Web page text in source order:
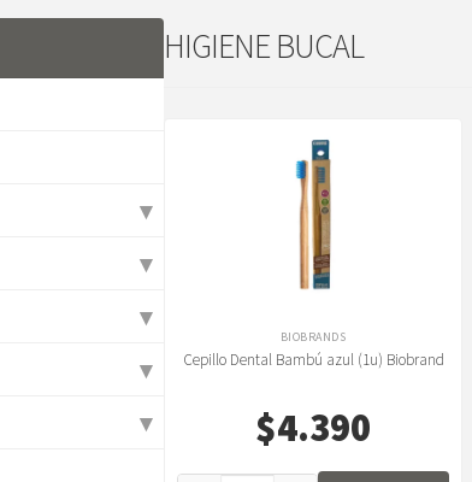
▾
▾
▾
▾
▾
HIGIENE BUCAL
BIOBRANDS
Cepillo Dental Bambú azul (1u) Biobrand
$4.390